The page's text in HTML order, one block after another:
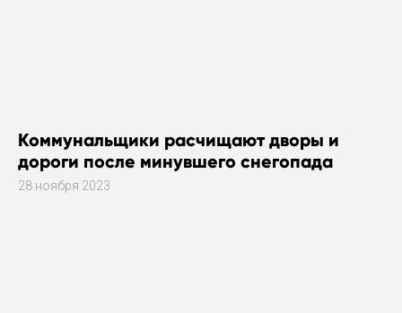
Коммунальщики расчищают дворы и
дороги после минувшего снегопада
28 ноября 2023